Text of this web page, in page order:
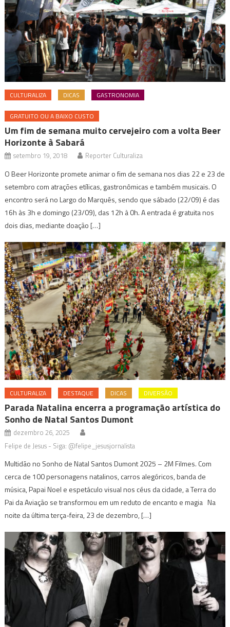
CULTURALIZA DICAS GASTRONOMIA
GRATUITO OU A BAIXO CUSTO
Um fim de semana muito cervejeiro com a volta Beer
Horizonte à Sabará
setembro 19, 2018 Reporter Culturaliza
O Beer Horizonte promete animar o fim de semana nos dias 22 e 23 de
setembro com atrações etílicas, gastronômicas e também musicais. O
encontro será no Largo do Marquês, sendo que sábado (22/09) é das
16h às 3h e domingo (23/09), das 12h à 0h. A entrada é gratuita nos
dois dias, mediante doação […]
CULTURALIZA DESTAQUE DICAS DIVERSÃO
Parada Natalina encerra a programação artística do
Sonho de Natal Santos Dumont
dezembro 26, 2025
Felipe de Jesus - Siga: @felipe_jesusjornalista
Multidão no Sonho de Natal Santos Dumont 2025 – 2M Filmes. Com
cerca de 100 personagens natalinos, carros alegóricos, banda de
música, Papai Noel e espetáculo visual nos céus da cidade, a Terra do
Pai da Aviação se transformou em um reduto de encanto e magia Na
noite da última terça-feira, 23 de dezembro, […]